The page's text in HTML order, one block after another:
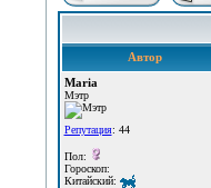
Автор
Maria
Мэтр
Репутация: 44
Пол:
Гороскоп:
Китайский: